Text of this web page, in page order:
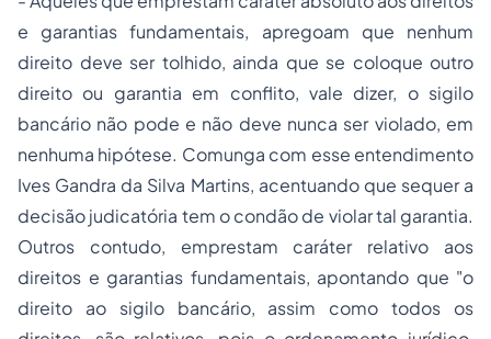
e garantias fundamentais, apregoam que nenhum
direito deve ser tolhido, ainda que se coloque outro
direito ou garantia em conflito, vale dizer, o sigilo
bancário não pode e não deve nunca ser violado, em
nenhuma hipótese. Comunga com esse entendimento
Ives Gandra da Silva Martins, acentuando que sequer a
decisão judicatória tem o condão de violar tal garantia.
Outros contudo, emprestam caráter relativo aos
direitos e garantias fundamentais, apontando que "o
direito ao sigilo bancário, assim como todos os